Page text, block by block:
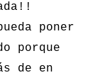
poner
porque
de en